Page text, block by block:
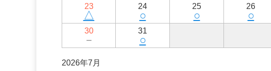
23
△
24
○
25
○
26
○
30
－
31
○
2026年7月